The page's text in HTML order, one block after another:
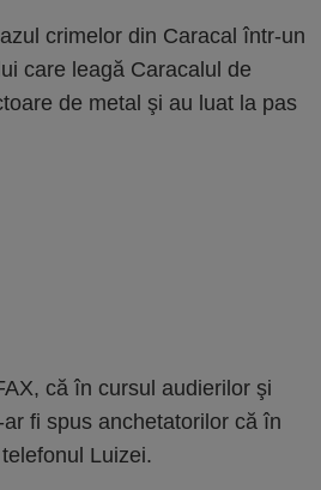
crimelor din Caracal într-un
care leagă Caracalul de
de metal şi au luat la pas
că în cursul audierilor şi
fi spus anchetatorilor că în
Luizei.